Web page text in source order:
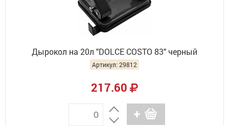
Дырокол на 20л "DOLCE COSTO 83" черный
Артикул: 29812
217.60